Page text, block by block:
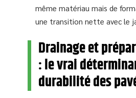
même matériau mais de
une transition nette avec le
Drainage et
: le vrai
durabilité des